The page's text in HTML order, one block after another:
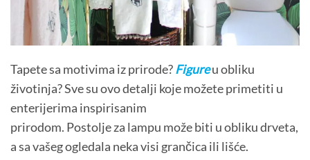
Tapete sa motivima iz prirode?Figureu obliku
životinja? Sve su ovo detalji koje možete primetiti u
enterijerima inspirisanim
prirodom. Postolje za lampu može biti u obliku drveta,
a sa vašeg ogledala neka visi grančica ili lišće.